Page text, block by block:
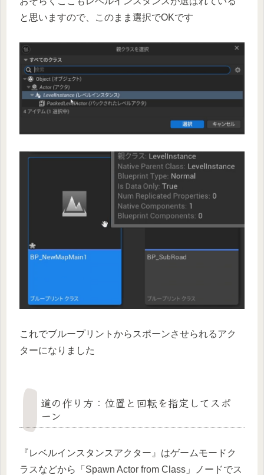
と思いますので、このまま選択でOKです
これでブループリントからスポーンさせられるアク
ターになりました
道の作り方：位置と回転を指定してスポ
ーン
『レベルインスタンスアクター』はゲームモードク
ラスなどから「Spawn Actor from Class」ノードでス